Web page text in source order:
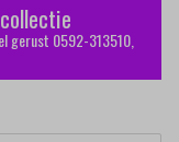
gerust 0592-313510,